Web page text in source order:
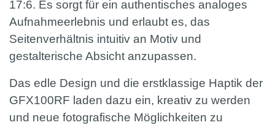
17:6. Es sorgt für ein authentisches analoges
Aufnahmeerlebnis und erlaubt es, das
Seitenverhältnis intuitiv an Motiv und
gestalterische Absicht anzupassen.
Das edle Design und die erstklassige Haptik der
GFX100RF laden dazu ein, kreativ zu werden
und neue fotografische Möglichkeiten zu